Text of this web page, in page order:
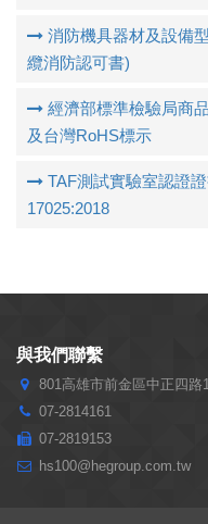
消防機具器材及設備
纜消防認可書)
經濟部標準檢驗局商
及台灣RoHS標示
TAF測試實驗室認證
17025:2018
與我們聯繫
801高雄市前金區中正四路
07-2814161
07-2819153
hs100@hegroup.com.tw